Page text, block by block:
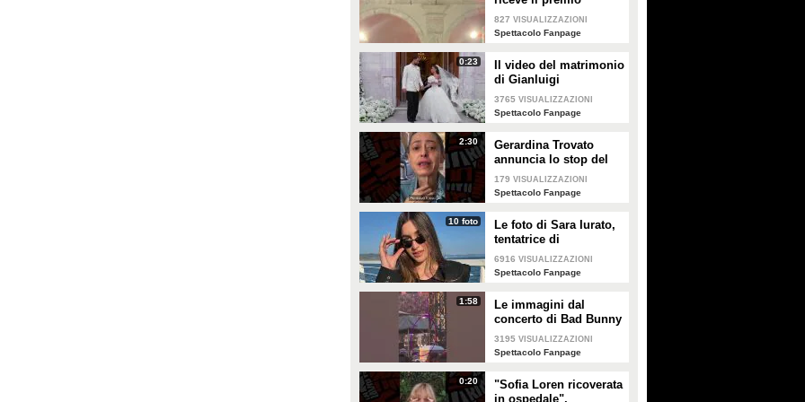
intitolato al padre
Enrico
827 VISUALIZZAZIONI
Spettacolo Fanpage
0:23
Il video del matrimonio
di Gianluigi
Donnarumma e Alessia
Elefante
3765 VISUALIZZAZIONI
Spettacolo Fanpage
2:30
Gerardina Trovato
annuncia lo stop del
tour per problemi di
salute
179 VISUALIZZAZIONI
Spettacolo Fanpage
10 foto
Le foto di Sara Iurato,
tentatrice di
Temptation Island 2026
6916 VISUALIZZAZIONI
Spettacolo Fanpage
1:58
Le immagini dal
concerto di Bad Bunny
a Milano
3195 VISUALIZZAZIONI
Spettacolo Fanpage
0:20
"Sofia Loren ricoverata
in ospedale",
PLAY